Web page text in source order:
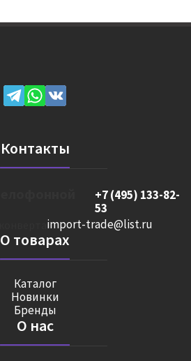
Контакты
+7 (495) 133-82-
53
import-trade@list.ru
О товарах
Каталог
Новинки
Бренды
О нас